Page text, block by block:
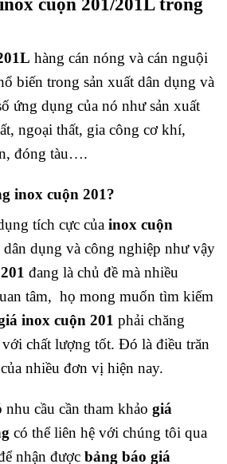
hàng cán nóng và cán nguội
biến trong sản xuất dân dụng và
ứng dụng của nó như sản xuất
ngoại thất, gia công cơ khí,
đóng tàu….
inox cuộn 201?
tích cực của inox cuộn
dụng và công nghiệp như vậy
đang là chủ đề mà nhiều
tâm, họ mong muốn tìm kiếm
inox cuộn 201 phải chăng
chất lượng tốt. Đó là điều trăn
nhiều đơn vị hiện nay.
cầu cần tham khảo giá
có thể liên hệ với chúng tôi qua
nhận được bảng báo giá